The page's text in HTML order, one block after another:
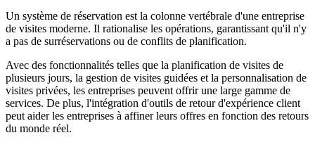
Un système de réservation est la colonne vertébrale d'une entreprise
de visites moderne. Il rationalise les opérations, garantissant qu'il n'y
a pas de surréservations ou de conflits de planification.
Avec des fonctionnalités telles que la planification de visites de
plusieurs jours, la gestion de visites guidées et la personnalisation de
visites privées, les entreprises peuvent offrir une large gamme de
services. De plus, l'intégration d'outils de retour d'expérience client
peut aider les entreprises à affiner leurs offres en fonction des retours
du monde réel.